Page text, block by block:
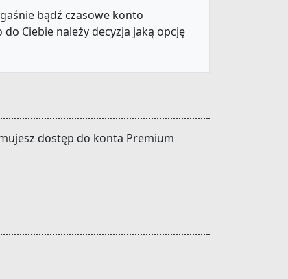
bądź czasowe konto
Ciebie należy decyzja jaką opcję
dostęp do konta Premium